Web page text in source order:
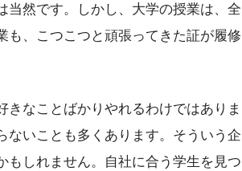
当然です。しかし、大学の授業は、全
も、こつこつと頑張ってきた証が履修
なことばかりやれるわけではありま
ないことも多くあります。そういう企
もしれません。自社に合う学生を見つ